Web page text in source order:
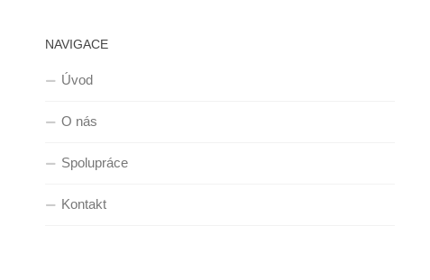
NAVIGACE
Úvod
O nás
Spolupráce
Kontakt